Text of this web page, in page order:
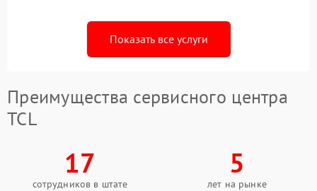
Показать все услуги
Преимущества сервисного центра
TCL
17
сотрудников в штате
5
лет на рынке